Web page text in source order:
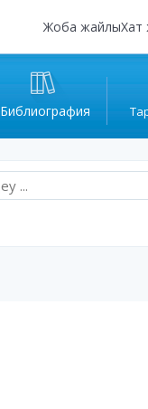
Жоба жайлыХат
Библиография